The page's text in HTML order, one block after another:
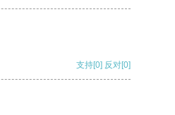
支持[0] 反对[0]